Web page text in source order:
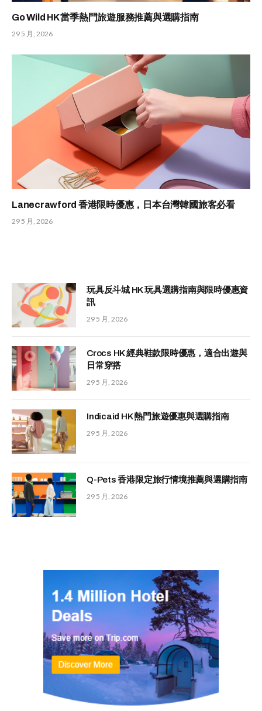
Go Wild HK 當季熱門旅遊服務推薦與選購指南
29 5 月, 2026
Lanecrawford 香港限時優惠，日本台灣韓國旅客必看
29 5 月, 2026
玩具反斗城 HK 玩具選購指南與限時優惠資
訊
29 5 月, 2026
Crocs HK 經典鞋款限時優惠，適合出遊與
日常穿搭
29 5 月, 2026
Indicaid HK 熱門旅遊優惠與選購指南
29 5 月, 2026
Q-Pets 香港限定旅行情境推薦與選購指南
29 5 月, 2026